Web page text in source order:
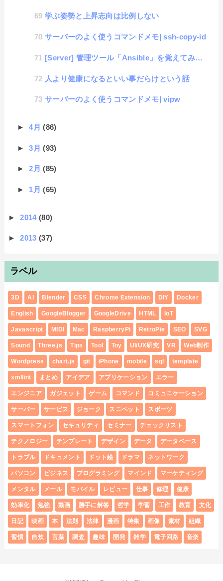
学ぶ姿勢と上昇志向は比例しない
サーバーのよく使うコマンドメモ| ssh-copy-id
[Server] 管理ツール「Ansible」を覚えてみる #1「インストールと初期設定」
人より健康になるといい事だらけという話
サーバーのよく使うコマンドメモ| vipw
►4月(86)
►3月(93)
►2月(85)
► 1月(65)
►2014(80)
►2013(37)
ラベル
3D AI Blender CSS Chrome Extension DIY Docker
English GoogleBlogger GoogleDrive HTML IoT
Javascript MIDI Mac RaspberryPi RetroPie SEO SVG
Sound Three.js Tips Tool Toy UI/UX研究 VR Web制作
Wordpress chart.js git iPhone mobile sql template
xmllint まとめ アイデア アプリケーション エラー
エンジニア ガジェット ゲーム コマンド コミュニケーション
サーバー サービス ジョーク スニペット スポーツ
スマートフォン セキュリティ セミナー チェックリスト
テクノロジー テンプレート デザイン データ データベース
トラブル ドキュメント ドット絵 ドラマ ネットワーク
パソコン ビジネス プログラミング マインド マーケティング
メンタル メール モバイル レビュー 仕事 修理 健康
効率化 勉強 動画 勝手に解答 哲学 学習 工作 教育 文化
日記 映画 本 法則 法律 漫画 特集 画像 素材 組織
習慣 自炊 言葉 調査 趣味 開発 雑学 電子回路 音楽